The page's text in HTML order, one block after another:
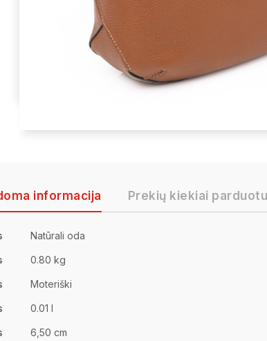
informacija Prekių kiekiai
Natūrali oda
0.80 kg
Moteriški
0.01 l
6,50 cm